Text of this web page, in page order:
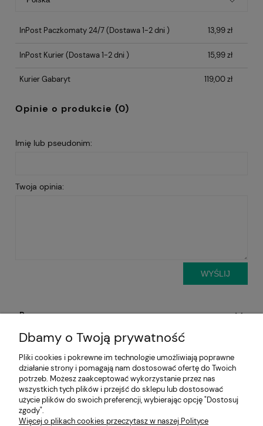
InPost Paczkomaty 24/7(Dostawa 1-2 dni ) 13,99 zł
InPost Kurier(Dostawa 1-2 dni ) 15,99 zł
Kurier Gabaryt 119,00 zł
Opinie o produkcie (0)
Imię lub pseudonim:
Twoja opinia:
WYŚLIJ
Pomoc
Aktualności
Moje konto
Płatności i dostawa
Dbamy o Twoją prywatność
Pliki cookies i pokrewne im technologie umożliwiają poprawne
działanie strony i pomagają nam dostosować ofertę do Twoich
potrzeb. Możesz zaakceptować wykorzystanie przez nas
wszystkich tych plików i przejść do sklepu lub dostosować
użycie plików do swoich preferencji, wybierając opcję "Dostosuj
zgody".
Więcej o plikach cookies przeczytasz w naszej Polityce